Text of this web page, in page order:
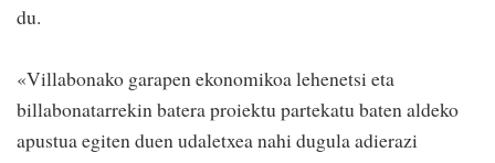
du.
«Villabonako garapen ekonomikoa lehenetsi eta
billabonatarrekin batera proiektu partekatu baten aldeko
apustua egiten duen udaletxea nahi dugula adierazi